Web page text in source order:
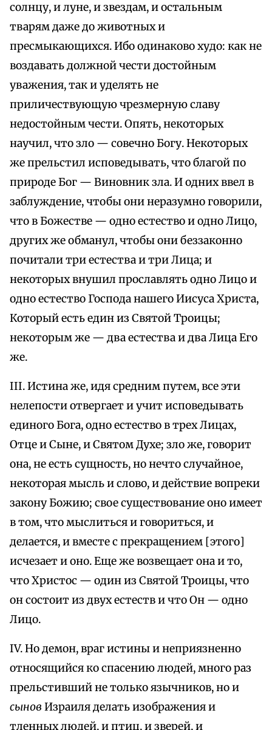
солнцу, и луне, и звездам, и остальным
тварям даже до животных и
пресмыкающихся. Ибо одинаково худо: как не
воздавать должной чести достойным
уважения, так и уделять не
приличествующую чрезмерную славу
недостойным чести. Опять, некоторых
научил, что зло — совечно Богу. Некоторых
же прельстил исповедывать, что благой по
природе Бог — Виновник зла. И одних ввел в
заблуждение, чтобы они неразумно говорили,
что в Божестве — одно естество и одно Лицо,
других же обманул, чтобы они беззаконно
почитали три естества и три Лица; и
некоторых внушил прославлять одно Лицо и
одно естество Господа нашего Иисуса Христа,
Который есть един из Святой Троицы;
некоторым же — два естества и два Лица Его
же.
III. Истина же, идя средним путем, все эти
нелепости отвергает и учит исповедывать
единого Бога, одно естество в трех Лицах,
Отце и Сыне, и Святом Духе; зло же, говорит
она, не есть сущность, но нечто случайное,
некоторая мысль и слово, и действие вопреки
закону Божию; свое существование оно имеет
в том, что мыслиться и говориться, и
делается, и вместе с прекращением [этого]
исчезает и оно. Еще же возвещает она и то,
что Христос — один из Святой Троицы, что
он состоит из двух естеств и что Он — одно
Лицо.
IV. Но демон, враг истины и неприязненно
относящийся ко спасению людей, много раз
прельстивший не только язычников, но и
сынов Израиля делать изображения и
тленных людей, и птиц, и зверей, и